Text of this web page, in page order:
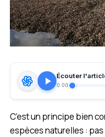
Écouter
0:00
C’est un principe bien
espèces naturelles :